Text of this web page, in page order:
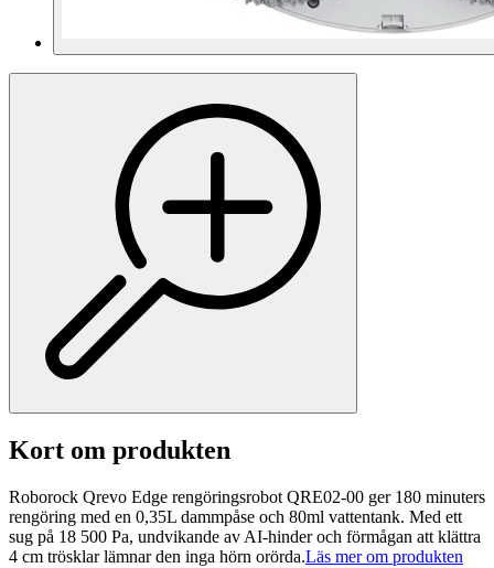
Kort om produkten
Roborock Qrevo Edge rengöringsrobot QRE02-00 ger 180 minuters
rengöring med en 0,35L dammpåse och 80ml vattentank. Med ett
sug på 18 500 Pa, undvikande av AI-hinder och förmågan att klättra
4 cm trösklar lämnar den inga hörn orörda.Läs mer om produkten